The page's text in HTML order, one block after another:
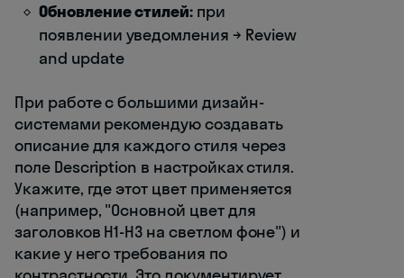
Обновление стилей: при
появлении уведомления → Review
and update
При работе с большими дизайн-
системами рекомендую создавать
описание для каждого стиля через
поле Description в настройках стиля.
Укажите, где этот цвет применяется
(например, "Основной цвет для
заголовков H1-H3 на светлом фоне") и
какие у него требования по